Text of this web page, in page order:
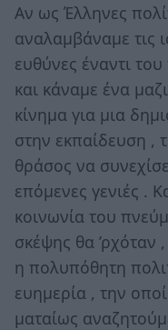
Αν ως Έλληνες
αναλαμβάναμε τις
ευθύνες έναντι
και κάναμε ένα
κίνημα για μια
στην εκπαίδευση ,
θράσος να
επόμενες γενιές .
κοινωνία του
σκέψης θα ’ρχόταν
η πολυπόθητη
ευημερία , την
ματαίως